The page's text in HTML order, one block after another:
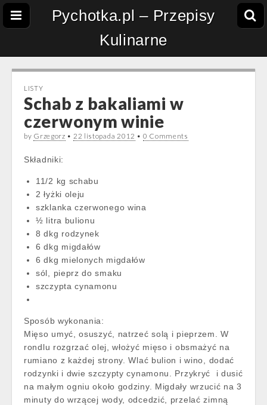
Pychotka.pl – Przepisy
Kulinarne
LISTY
Schab z bakaliami w
czerwonym winie
by Grzegorz • 22 listopada 2012 • 0 Comments
Składniki:
11/2 kg schabu
2 łyżki oleju
szklanka czerwonego wina
½ litra bulionu
8 dkg rodzynek
6 dkg migdałów
6 dkg mielonych migdałów
sól, pieprz do smaku
szczypta cynamonu
Sposób wykonania:
Mięso umyć, osuszyć, natrzeć solą i pieprzem. W
rondlu rozgrzać olej, włożyć mięso i obsmażyć na
rumiano z każdej strony. Wlać bulion i wino, dodać
rodzynki i dwie szczypty cynamonu. Przykryć i dusić
na małym ogniu około godziny. Migdały wrzucić na 3
minuty do wrzącej wody, odcedzić, przelać zimną